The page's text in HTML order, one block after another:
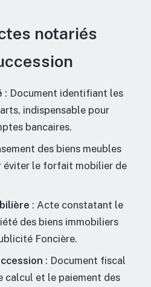
notariés
: Document identifiant les
indispensable pour
bancaires.
des biens meubles
éviter le forfait mobilier de
: Acte constatant le
des biens immobiliers
Foncière.
: Document fiscal
calcul et le paiement des